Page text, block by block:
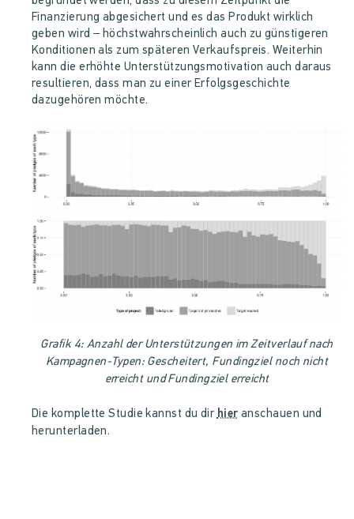
Finanzierung abgesichert und es das Produkt wirklich
geben wird – höchstwahrscheinlich auch zu günstigeren
Konditionen als zum späteren Verkaufspreis. Weiterhin
kann die erhöhte Unterstützungsmotivation auch daraus
resultieren, dass man zu einer Erfolgsgeschichte
dazugehören möchte.
Grafik 4: Anzahl der Unterstützungen im Zeitverlauf nach
Kampagnen-Typen: Gescheitert, Fundingziel noch nicht
erreicht und Fundingziel erreicht
Die komplette Studie kannst du dir hier anschauen und
herunterladen.